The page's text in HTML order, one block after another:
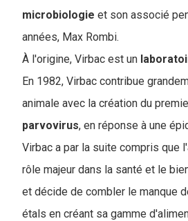
microbiologie et son associé
années, Max Rombi.
À l'origine, Virbac est un
En 1982, Virbac contribue
animale avec la création du
parvovirus, en réponse à une
Virbac a par la suite compris que
rôle majeur dans la santé et le
et décide de combler le manque
étals en créant sa gamme